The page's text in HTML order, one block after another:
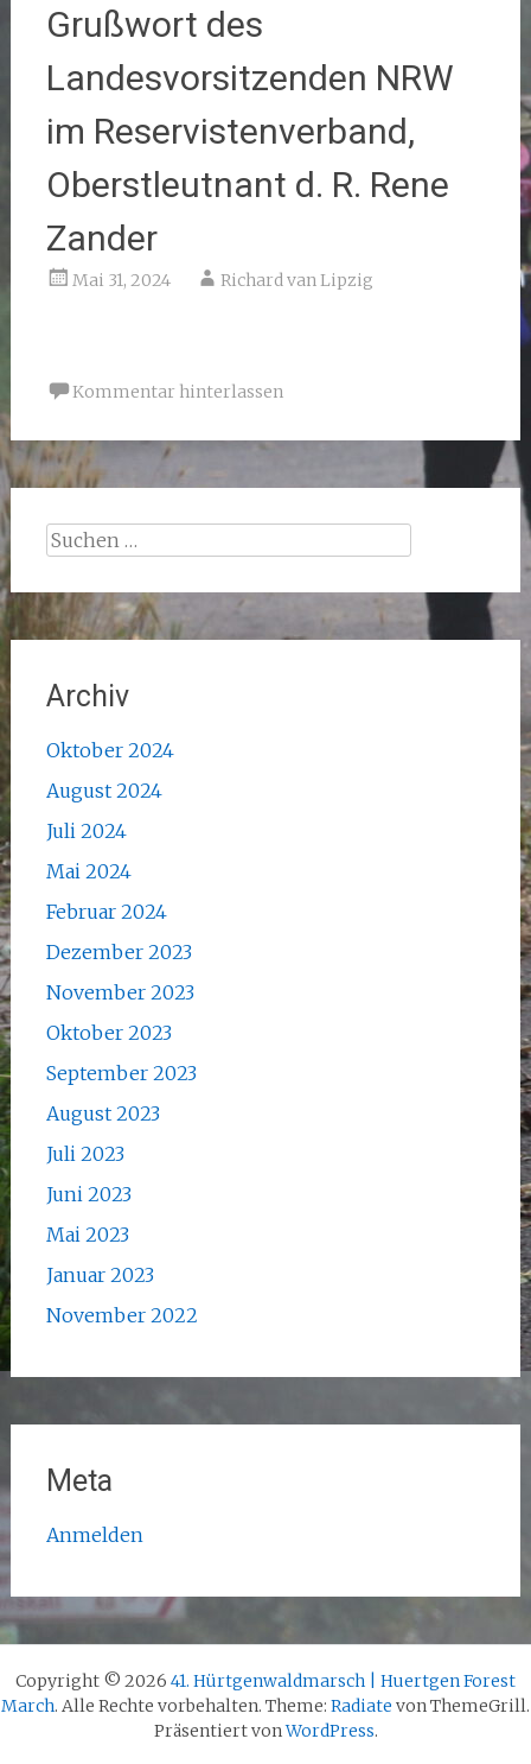
Grußwort des
Landesvorsitzenden NRW
im Reservistenverband,
Oberstleutnant d. R. Rene
Zander
Mai 31, 2024 Richard van Lipzig
Kommentar hinterlassen
Suchen
Archiv
Oktober 2024
August 2024
Juli 2024
Mai 2024
Februar 2024
Dezember 2023
November 2023
Oktober 2023
September 2023
August 2023
Juli 2023
Juni 2023
Mai 2023
Januar 2023
November 2022
Meta
Anmelden
Copyright © 2026 41. Hürtgenwaldmarsch | Huertgen Forest
March. Alle Rechte vorbehalten. Theme: Radiate von ThemeGrill.
Präsentiert vonWordPress.